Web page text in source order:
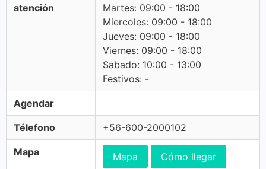
atención
Martes: 09:00 - 18:00
Miercoles: 09:00 - 18:00
Jueves: 09:00 - 18:00
Viernes: 09:00 - 18:00
Sabado: 10:00 - 13:00
Festivos: -
Agendar
Télefono +56-600-2000102
Mapa Mapa Cómo llegar